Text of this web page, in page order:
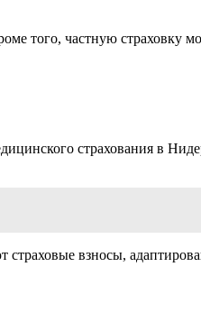
того, частную страховку
страхования в
взносы,